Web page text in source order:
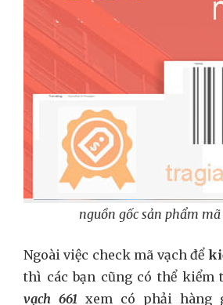
nguồn gốc sản phẩm mã
Ngoài việc check mã vạch để
thì các bạn cũng có thể kiểm
vạch 661 xem có phải hàng